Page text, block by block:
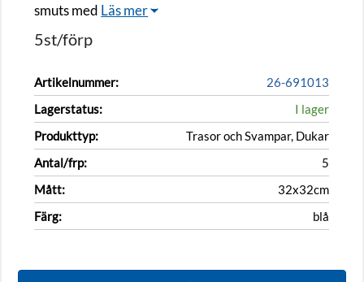
smuts med Läs mer
5st/förp
Artikelnummer:
26-691013
Lagerstatus:
I lager
Produkttyp:
Trasor och Svampar, Dukar
Antal/frp:
5
Mått:
32x32cm
Färg:
blå